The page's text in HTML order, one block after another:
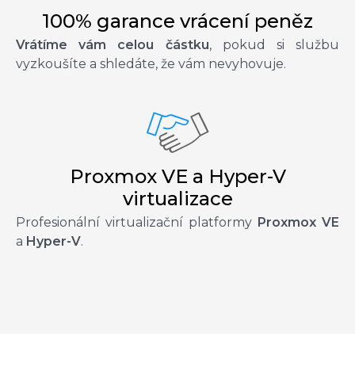
100% garance vrácení peněz
Vrátíme vám celou částku, pokud si službu
vyzkoušíte a shledáte, že vám nevyhovuje.
Proxmox VE a Hyper-V
virtualizace
Profesionální virtualizační platformy Proxmox VE
a Hyper-V.